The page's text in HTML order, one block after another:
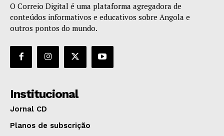
O Correio Digital é uma plataforma agregadora de
conteúdos informativos e educativos sobre Angola e
outros pontos do mundo.
Institucional
Jornal CD
Planos de subscrição